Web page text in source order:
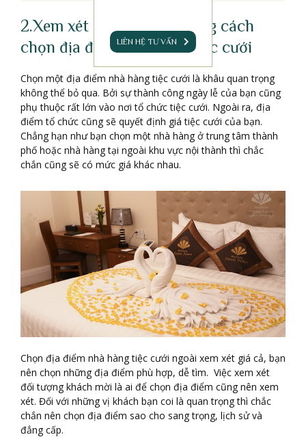
LIÊN HỆ TƯ VẤN
2.Xem xét giá tiệc cưới bằng cách
chọn địa điểm nhà hàng tiệc cưới
Chọn một địa điểm nhà hàng tiệc cưới là khâu quan trọng
không thể bỏ qua. Bởi sự thành công ngày lễ của bạn cũng
phụ thuộc rất lớn vào nơi tổ chức tiệc cưới. Ngoài ra, địa
điểm tổ chức cũng sẽ quyết định giá tiệc cưới của bạn.
Chẳng hạn như bạn chọn một nhà hàng ở trung tâm thành
phố hoặc nhà hàng tại ngoài khu vực nội thành thì chắc
chắn cũng sẽ có mức giá khác nhau.
Chọn địa điểm nhà hàng tiệc cưới ngoài xem xét giá cả, bạn
nên chọn những địa điểm phù hợp, dễ tìm. Việc xem xét
đối tượng khách mời là ai để chọn địa điểm cũng nên xem
xét. Đối với những vị khách bạn coi là quan trọng thì chắc
chắn nên chọn địa điểm sao cho sang trọng, lịch sử và
đẳng cấp.